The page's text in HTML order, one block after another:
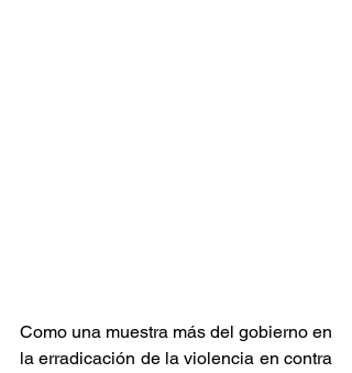
Como una muestra más del gobierno en
la erradicación de la violencia en contra